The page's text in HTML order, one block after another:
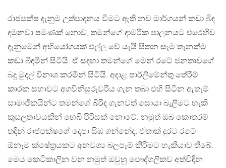
රාජපක්ෂ දැනුම උත්පාදනය වීමට ඇති නව මාර්ගයන් කඩා බිඳ
දමනවා පමණක් නොව, තමන්ගේ දාමරික පාලනයට එරෙහිව
දැනුමෙන් අභියෝගයක් එල්ල වේ යැයි සිතන සෑම තැනක්ම
කඩා බිඳමින් සිටියි. ඒ සඳහා තමන්ගේ මෙන් රටේ ජනතාවගේ
බදු මුදල් විනාශ කරමින් සිටියි. අදාළ පාර්ලිමේන්තු තේරීම්
කාරක සභාවට අගවිනිසුරුවරිය ගැන තබා එහි සිටින ඇතැම්
සාමාජිකයින්ට තමන්ගේ බිරිඳ ගැනවත් සොයා බැලීමට හැකි
කුසලතාවයකින් හෙබි පිරිසක් නොවේ. නමුත් ඔබ කොතරම්
තදින් රාජපක්ෂගේ දෙපා සිඹ ගන්නේද, ඒතාක් දුරට රටේ
ඕනෑම ක්ෂේත්‍රයකට අනවශ්‍ය බලපෑම් කිරීමට හැකියාව තිබේ.
මෙය කෙටිකාලින වන නමුත් ඔවුහු පෞද්ගලිකව අත්විඳින